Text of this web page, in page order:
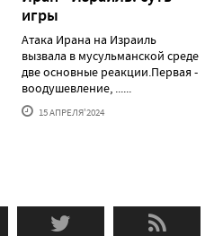
игры
Атака Ирана на Израиль
вызвала в мусульманской среде
две основные реакции.Первая -
воодушевление, ......
15 АПРЕЛЯ'2024